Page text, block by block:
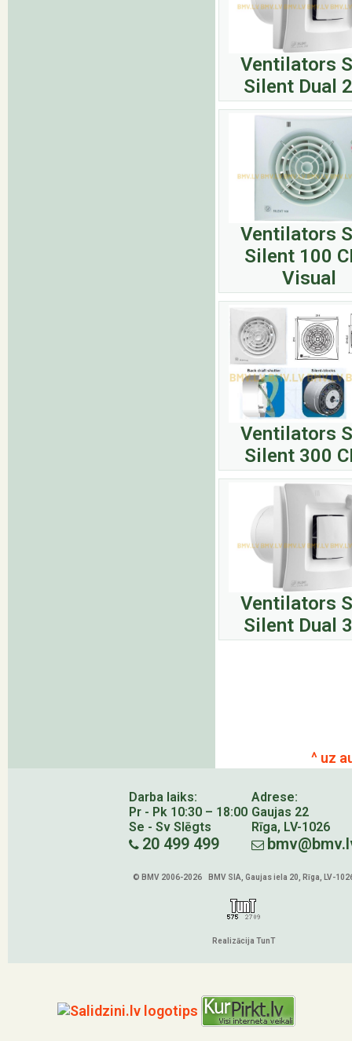
Ventilators
Silent Dual
Ventilators
Silent 100
Visual
Ventilators
Silent 300
Ventilators
Silent Dual
^ uz
Darba laiks:
Pr - Pk 10:30 – 18:00
Se - Sv Slēgts
20 499 499
Adrese:
Gaujas 22
Rīga, LV-1026
© BMV 2006-2026 BMV SIA, Gaujas iela 20, Rīga, LV-
Realizācija TunT